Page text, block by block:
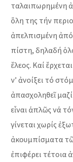
ταλαιπωρημένη
ὅλη της τήν
ἀπελπισμένη
πίστη, δηλαδή
ἔλεος. Καί
ν’ ἀνοίξει τό
ἀπασχοληθεῖ
εἶναι ἁπλῶς νά
γίνεται χωρίς
ἀκουμπίσματα
ἐπιφέρει